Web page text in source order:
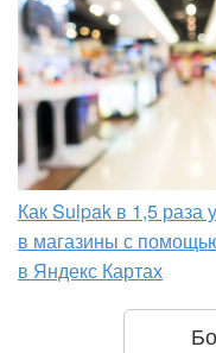
Как Sulpak в 1,5 раза
в магазины с
в Яндекс Картах